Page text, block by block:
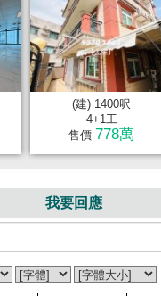
(建) 1400呎
4+1工
售價 778萬
我要回應